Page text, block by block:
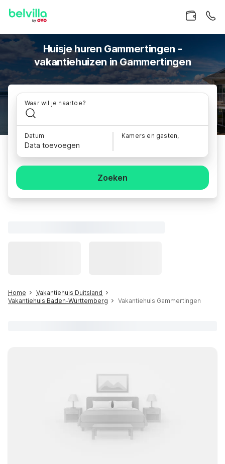
Huisje huren Gammertingen -
vakantiehuizen in Gammertingen
Waar wil je naartoe?
Datum
Data toevoegen
Kamers en gasten,
Zoeken
Home
Vakantiehuis Duitsland
Vakantiehuis Baden-Württemberg
Vakantiehuis Gammertingen